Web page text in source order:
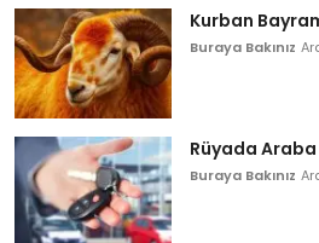
Kurban
Buraya Bakınız
Rüyada
Buraya Bakınız